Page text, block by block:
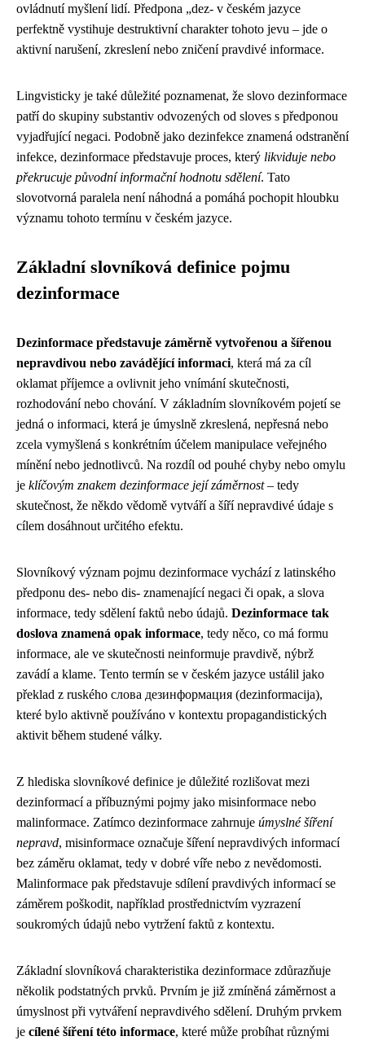
ovládnutí myšlení lidí. Předpona „dez- v českém jazyce
perfektně vystihuje destruktivní charakter tohoto jevu – jde o
aktivní narušení, zkreslení nebo zničení pravdivé informace.
Lingvisticky je také důležité poznamenat, že slovo dezinformace
patří do skupiny substantiv odvozených od sloves s předponou
vyjadřující negaci. Podobně jako dezinfekce znamená odstranění
infekce, dezinformace představuje proces, který likviduje nebo
překrucuje původní informační hodnotu sdělení. Tato
slovotvorná paralela není náhodná a pomáhá pochopit hloubku
významu tohoto termínu v českém jazyce.
Základní slovníková definice pojmu
dezinformace
Dezinformace představuje záměrně vytvořenou a šířenou
nepravdivou nebo zavádějící informaci, která má za cíl
oklamat příjemce a ovlivnit jeho vnímání skutečnosti,
rozhodování nebo chování. V základním slovníkovém pojetí se
jedná o informaci, která je úmyslně zkreslená, nepřesná nebo
zcela vymyšlená s konkrétním účelem manipulace veřejného
mínění nebo jednotlivců. Na rozdíl od pouhé chyby nebo omylu
je klíčovým znakem dezinformace její záměrnost– tedy
skutečnost, že někdo vědomě vytváří a šíří nepravdivé údaje s
cílem dosáhnout určitého efektu.
Slovníkový význam pojmu dezinformace vychází z latinského
předponu des- nebo dis- znamenající negaci či opak, a slova
informace, tedy sdělení faktů nebo údajů. Dezinformace tak
doslova znamená opak informace, tedy něco, co má formu
informace, ale ve skutečnosti neinformuje pravdivě, nýbrž
zavádí a klame. Tento termín se v českém jazyce ustálil jako
překlad z ruského слова дезинформация (dezinformacija),
které bylo aktivně používáno v kontextu propagandistických
aktivit během studené války.
Z hlediska slovníkové definice je důležité rozlišovat mezi
dezinformací a příbuznými pojmy jako misinformace nebo
malinformace. Zatímco dezinformace zahrnuje úmyslné šíření
nepravd, misinformace označuje šíření nepravdivých informací
bez záměru oklamat, tedy v dobré víře nebo z nevědomosti.
Malinformace pak představuje sdílení pravdivých informací se
záměrem poškodit, například prostřednictvím vyzrazení
soukromých údajů nebo vytržení faktů z kontextu.
Základní slovníková charakteristika dezinformace zdůrazňuje
několik podstatných prvků. Prvním je již zmíněná záměrnost a
úmyslnost při vytváření nepravdivého sdělení. Druhým prvkem
je cílené šíření této informace, které může probíhat různými